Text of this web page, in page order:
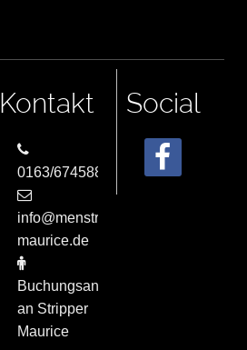
Kontakt
0163/6745884
info@menstrip-
maurice.de
Buchungsanfrage
an Stripper
Maurice
Social